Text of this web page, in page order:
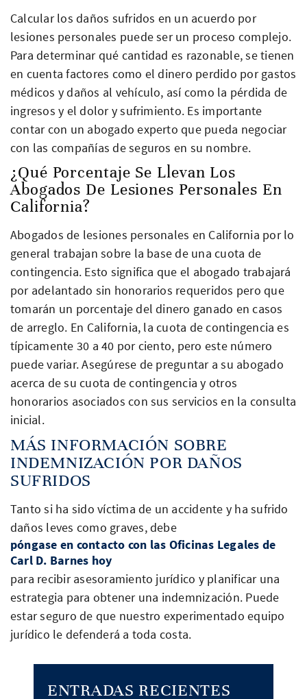
Calcular los daños sufridos en un acuerdo por
lesiones personales puede ser un proceso complejo.
Para determinar qué cantidad es razonable, se tienen
en cuenta factores como el dinero perdido por gastos
médicos y daños al vehículo, así como la pérdida de
ingresos y el dolor y sufrimiento. Es importante
contar con un abogado experto que pueda negociar
con las compañías de seguros en su nombre.
¿Qué Porcentaje Se Llevan Los
Abogados De Lesiones Personales En
California?
Abogados de lesiones personales en California por lo
general trabajan sobre la base de una cuota de
contingencia. Esto significa que el abogado trabajará
por adelantado sin honorarios requeridos pero que
tomarán un porcentaje del dinero ganado en casos
de arreglo. En California, la cuota de contingencia es
típicamente 30 a 40 por ciento, pero este número
puede variar. Asegúrese de preguntar a su abogado
acerca de su cuota de contingencia y otros
honorarios asociados con sus servicios en la consulta
inicial.
MÁS INFORMACIÓN SOBRE
INDEMNIZACIÓN POR DAÑOS
SUFRIDOS
Tanto si ha sido víctima de un accidente y ha sufrido
daños leves como graves, debe
póngase en contacto con las Oficinas Legales de
Carl D. Barnes hoy
para recibir asesoramiento jurídico y planificar una
estrategia para obtener una indemnización. Puede
estar seguro de que nuestro experimentado equipo
jurídico le defenderá a toda costa.
ENTRADAS RECIENTES